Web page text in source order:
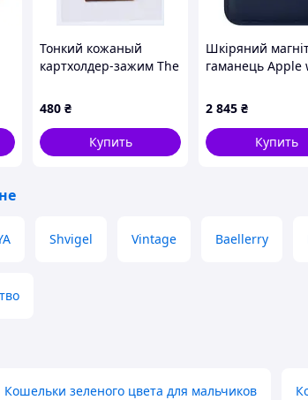
Тонкий кожаный
картхолдер-зажим The
XK8321871
480 ₴
Купить
Шкіряний
гаманець Apple
Новий! MA6X4
2 845 ₴
Купить
Shvigel Vintage Baellerry
Кошельки зеленого цвета для мальчиков